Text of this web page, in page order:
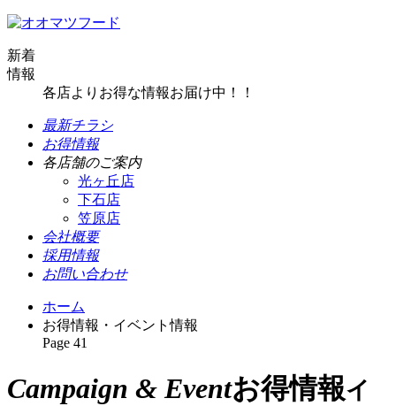
新着
情報
各店よりお得な情報お届け中！！
最新チラシ
お得情報
各店舗のご案内
光ヶ丘店
下石店
笠原店
会社概要
採用情報
お問い合わせ
ホーム
お得情報・イベント情報
Page 41
Campaign & Eventお得情報イ